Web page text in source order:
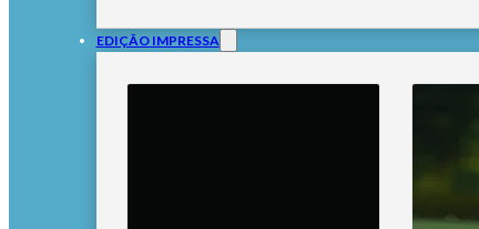
EDIÇÃO IMPRESSA